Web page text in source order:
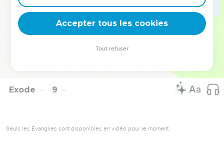
auprès de l'Éternel.
Et l'Éternel fit selon la parole de Moïse, et les insectes
s'éloignèrent de Pharaon, de ses serviteurs, et de son
Exode 9
Seuls les Évangiles sont disponibles en vidéo pour le moment.
Accepter tous les cookies
Tout refuser